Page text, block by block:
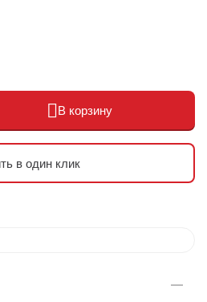
В корзину
в один клик